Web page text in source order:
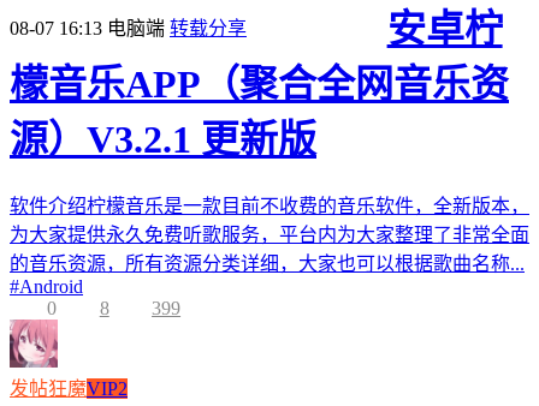
08-07 16:13 电脑端 转载分享
安卓柠
檬音乐APP（聚合全网音乐资
源）V3.2.1 更新版
软件介绍柠檬音乐是一款目前不收费的音乐软件，全新版本，
为大家提供永久免费听歌服务，平台内为大家整理了非常全面
的音乐资源，所有资源分类详细，大家也可以根据歌曲名称...
#Android
0
8 399
发帖狂魔VIP2